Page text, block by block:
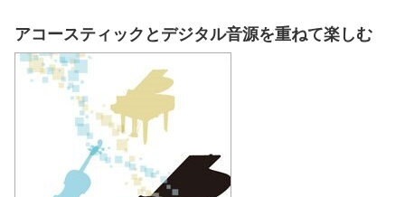
アコースティックとデジタル音源を重ねて楽しむ